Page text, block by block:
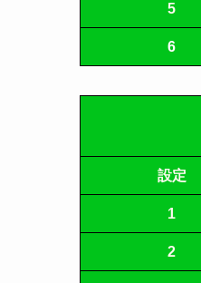
5
6
設定
1
2